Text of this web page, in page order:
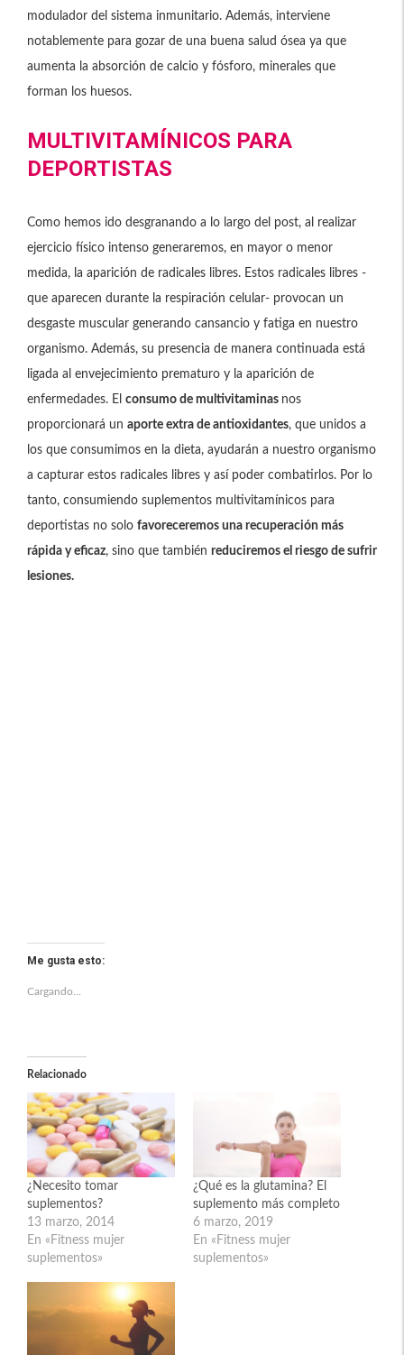
modulador del sistema inmunitario. Además, interviene
notablemente para gozar de una buena salud ósea ya que
aumenta la absorción de calcio y fósforo, minerales que
forman los huesos.
MULTIVITAMÍNICOS PARA
DEPORTISTAS
Como hemos ido desgranando a lo largo del post, al realizar
ejercicio físico intenso generaremos, en mayor o menor
medida, la aparición de radicales libres. Estos radicales libres -
que aparecen durante la respiración celular- provocan un
desgaste muscular generando cansancio y fatiga en nuestro
organismo. Además, su presencia de manera continuada está
ligada al envejecimiento prematuro y la aparición de
enfermedades. El consumo de multivitaminas nos
proporcionará un aporte extra de antioxidantes, que unidos a
los que consumimos en la dieta, ayudarán a nuestro organismo
a capturar estos radicales libres y así poder combatirlos. Por lo
tanto, consumiendo suplementos multivitamínicos para
deportistas no solo favoreceremos una recuperación más
rápida y eficaz, sino que también reduciremos el riesgo de sufrir
lesiones.
Me gusta esto:
Cargando...
Relacionado
¿Necesito tomar
suplementos?
13 marzo, 2014
En «Fitness mujer
suplementos»
¿Qué es la glutamina? El
suplemento más completo
6 marzo, 2019
En «Fitness mujer
suplementos»